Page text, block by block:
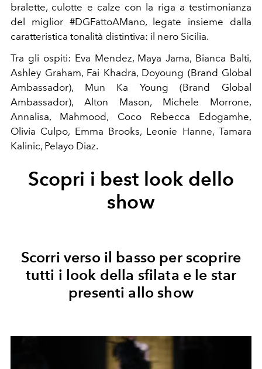
bralette, culotte e calze con la riga a testimonianza
del miglior #DGFattoAMano, legate insieme dalla
caratteristica tonalità distintiva: il nero Sicilia.
Tra gli ospiti: Eva Mendez, Maya Jama, Bianca Balti,
Ashley Graham, Fai Khadra, Doyoung (Brand Global
Ambassador), Mun Ka Young (Brand Global
Ambassador), Alton Mason, Michele Morrone,
Annalisa, Mahmood, Coco Rebecca Edogamhe,
Olivia Culpo, Emma Brooks, Leonie Hanne, Tamara
Kalinic, Pelayo Diaz.
Scopri i best look dello
show
Scorri verso il basso per scoprire
tutti i look della sfilata e le star
presenti allo show